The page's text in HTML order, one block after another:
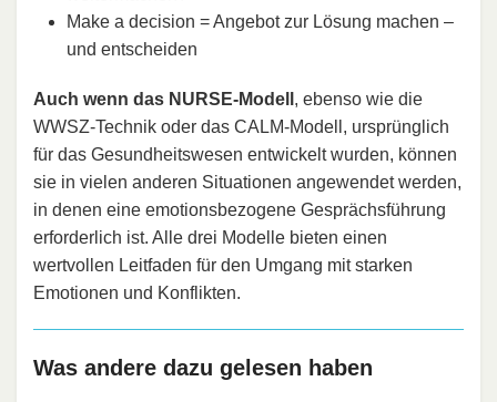
Make a decision = Angebot zur Lösung machen –
und entscheiden
Auch wenn das NURSE-Modell , ebenso wie die
WWSZ-Technik oder das CALM-Modell, ursprünglich
für das Gesundheitswesen entwickelt wurden, können
sie in vielen anderen Situationen angewendet werden,
in denen eine emotionsbezogene Gesprächsführung
erforderlich ist. Alle drei Modelle bieten einen
wertvollen Leitfaden für den Umgang mit starken
Emotionen und Konflikten.
Was andere dazu gelesen haben